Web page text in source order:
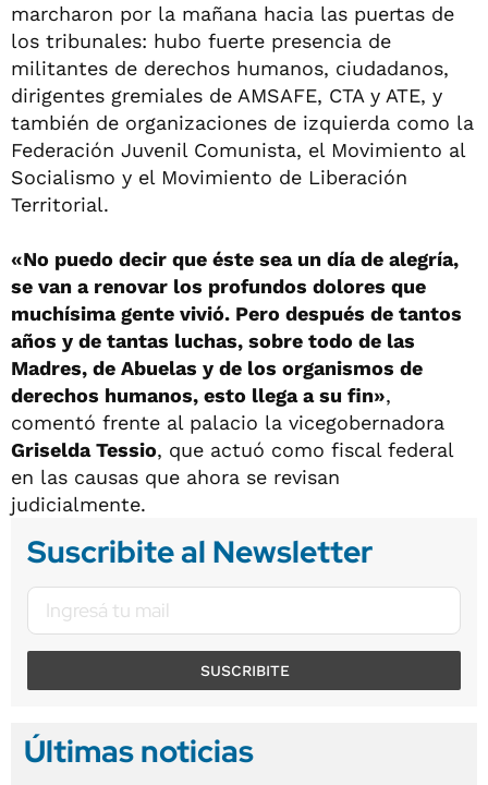
marcharon por la mañana hacia las puertas de
los tribunales: hubo fuerte presencia de
militantes de derechos humanos, ciudadanos,
dirigentes gremiales de AMSAFE, CTA y ATE, y
también de organizaciones de izquierda como la
Federación Juvenil Comunista, el Movimiento al
Socialismo y el Movimiento de Liberación
Territorial.
«No puedo decir que éste sea un día de alegría,
se van a renovar los profundos dolores que
muchísima gente vivió. Pero después de tantos
años y de tantas luchas, sobre todo de las
Madres, de Abuelas y de los organismos de
derechos humanos, esto llega a su fin»,
comentó frente al palacio la vicegobernadora
Griselda Tessio, que actuó como fiscal federal
en las causas que ahora se revisan
judicialmente.
Suscribite al Newsletter
SUSCRIBITE
Últimas noticias